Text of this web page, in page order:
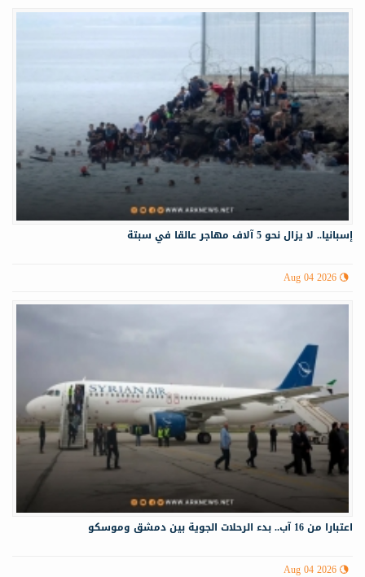
إسبانيا.. لا يزال نحو 5 آلاف مهاجر عالقا في سبتة
Aug 04 2026
اعتبارا من 16 آب.. بدء الرحلات الجوية بين دمشق وموسكو
Aug 04 2026